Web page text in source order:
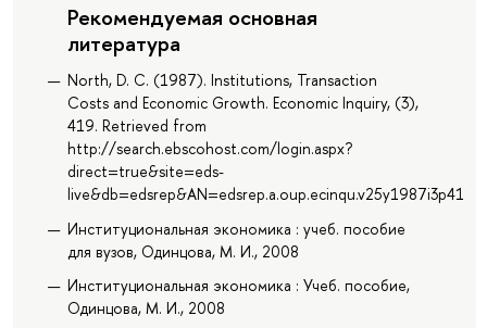
Рекомендуемая основная
литература
North, D. C. (1987). Institutions, Transaction
Costs and Economic Growth. Economic Inquiry, (3),
419. Retrieved from
http://search.ebscohost.com/login.aspx?
direct=true&site=eds-
Институциональная экономика : учеб. пособие
для вузов, Одинцова, М. И., 2008
Институциональная экономика : Учеб. пособие,
Одинцова, М. И., 2008